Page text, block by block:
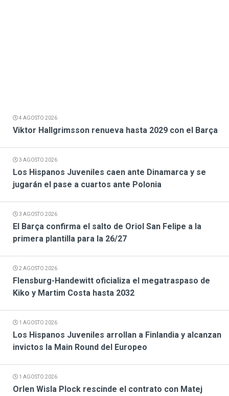
4 AGOSTO 2026
Viktor Hallgrimsson renueva hasta 2029 con el Barça
3 AGOSTO 2026
Los Hispanos Juveniles caen ante Dinamarca y se
jugarán el pase a cuartos ante Polonia
3 AGOSTO 2026
El Barça confirma el salto de Oriol San Felipe a la
primera plantilla para la 26/27
2 AGOSTO 2026
Flensburg-Handewitt oficializa el megatraspaso de
Kiko y Martim Costa hasta 2032
1 AGOSTO 2026
Los Hispanos Juveniles arrollan a Finlandia y alcanzan
invictos la Main Round del Europeo
1 AGOSTO 2026
Orlen Wisla Plock rescinde el contrato con Matej